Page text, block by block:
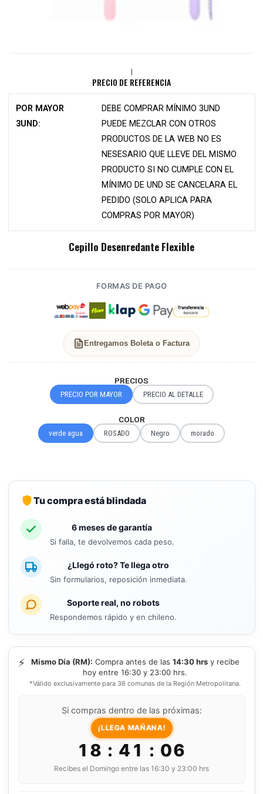
|
PRECIO DE REFERENCIA
POR MAYOR
3UND:
DEBE COMPRAR MÍNIMO 3UND
PUEDE MEZCLAR CON OTROS
PRODUCTOS DE LA WEB NO ES
NESESARIO QUE LLEVE DEL MISMO
PRODUCTO SI NO CUMPLE CON EL
MÍNIMO DE UND SE CANCELARA EL
PEDIDO (SOLO APLICA PARA
COMPRAS POR MAYOR)
Cepillo Desenredante Flexible
FORMAS DE PAGO
Entregamos Boleta o Factura
PRECIOS
PRECIO POR MAYOR PRECIO AL DETALLE
COLOR
verde agua ROSADO Negro morado
Tu compra está blindada
6 meses de garantía
Si falla, te devolvemos cada peso.
¿Llegó roto? Te llega otro
Sin formularios, reposición inmediata.
Soporte real, no robots
Respondemos rápido y en chileno.
⚡ Mismo Día (RM): Compra antes de las 14:30 hrsy recibe
hoy entre 16:30 y 23:00 hrs.
*Válido exclusivamente para 36 comunas de la Región Metropolitana.
Si compras dentro de las próximas:
¡LLEGA MAÑANA!
18 : 41 : 06
Recibes el Domingo entre las 16:30 y 23:00 hrs